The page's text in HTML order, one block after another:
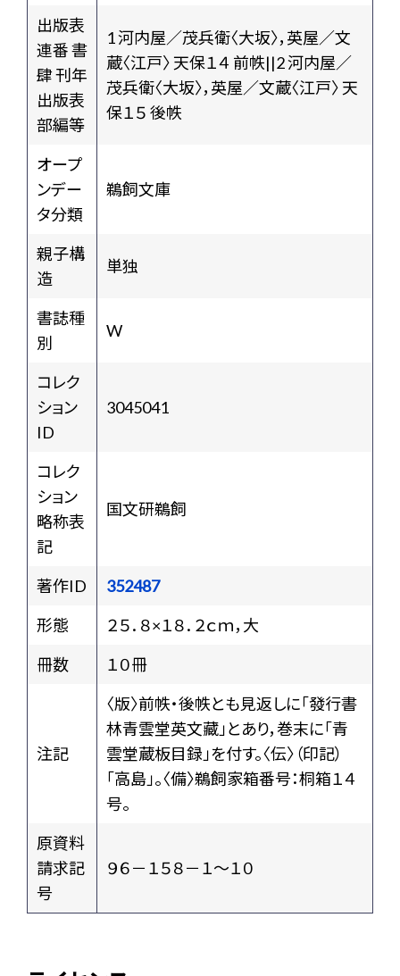
出版表
連番 書
肆 刊年
出版表
部編等
1 河内屋／茂兵衛〈大坂〉，英屋／文
蔵〈江戸〉 天保１４ 前帙||2 河内屋／
茂兵衛〈大坂〉，英屋／文蔵〈江戸〉 天
保１５ 後帙
オープ
ンデー
タ分類
鵜飼文庫
親子構
造
単独
書誌種
別
W
コレク
ション
ID
3045041
コレク
ション
略称表
記
国文研鵜飼
著作ID
352487
形態
２５．８×１８．２ｃｍ，大
冊数
１０冊
注記
〈版〉前帙・後帙とも見返しに「發行書
林青雲堂英文藏」とあり，巻末に「青
雲堂蔵板目録」を付す。〈伝〉（印記）
「高島」。〈備〉鵜飼家箱番号：桐箱１４
号。
原資料
請求記
号
９６－１５８－１～１０